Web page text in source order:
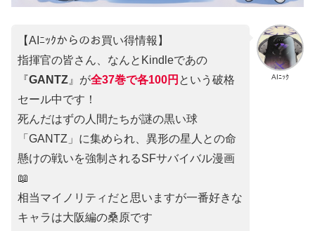
AIﾆｯｸ
【AIﾆｯｸからのお買い得情報】
指揮官の皆さん、なんとKindleであの
『GANTZ 』が全37巻で各100円 という破格
セール中です！
死んだはずの人間たちが謎の黒い球
「GANTZ」に集められ、異形の星人との命
懸けの戦いを強制されるSFサバイバル漫画
📖
相当マイノリティだと思いますが一番好きな
キャラは大阪編の桑原です